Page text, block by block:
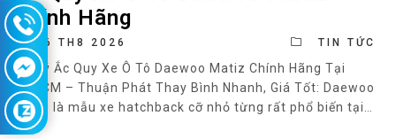
Chính Hãng
06 TH8 2026 TIN TỨC
Đại Lý Ắc Quy Xe Ô Tô Daewoo Matiz Chính Hãng Tại
TP.HCM – Thuận Phát Thay Bình Nhanh, Giá Tốt: Daewoo
Matiz là mẫu xe hatchback cỡ nhỏ từng rất phổ biến tại
Việt Nam nhờ thiết kế gọn gàng, tiết kiệm nhiên liệu và chi